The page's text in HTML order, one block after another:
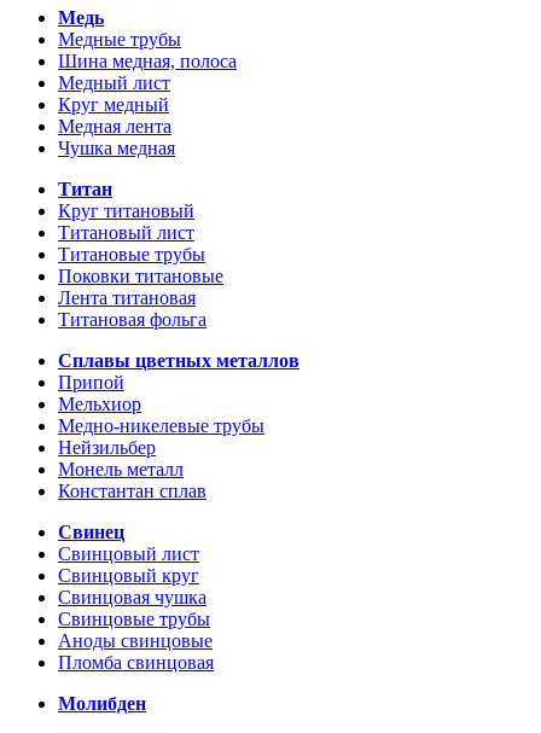
Медь
Медные трубы
Шина медная, полоса
Медный лист
Круг медный
Медная лента
Чушка медная
Титан
Круг титановый
Титановый лист
Титановые трубы
Поковки титановые
Лента титановая
Титановая фольга
Сплавы цветных металлов
Припой
Мельхиор
Медно-никелевые трубы
Нейзильбер
Монель металл
Константан сплав
Свинец
Свинцовый лист
Свинцовый круг
Свинцовая чушка
Свинцовые трубы
Аноды свинцовые
Пломба свинцовая
Молибден